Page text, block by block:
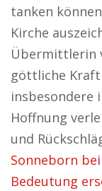
tanken
Kirche
Übermittlerin
göttliche
insbesondere
Hoffnung
und
Sonneborn
Bedeutung